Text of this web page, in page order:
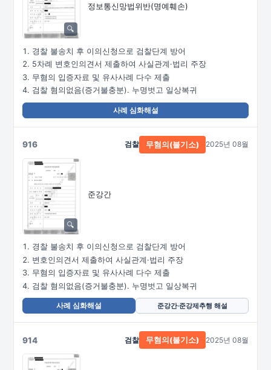
정보통신망법위반(명예훼손)
경찰 불송치 후 이의신청으로 검찰단계 방어
5차례 변호인의견서 제출하여 사실관계·법리 주장
무혐의 입증자료 및 유사사례 다수 제출
검찰 혐의없음(증거불충분). 누명벗고 일상복귀
사례 심화해설
916
준강간
검찰 무혐의(불기소) 2025년 08월
경찰 불송치 후 이의신청으로 검찰단계 방어
변호인의견서 제출하여 사실관계·법리 주장
무혐의 입증자료 및 유사사례 다수 제출
검찰 혐의없음(증거불충분). 누명벗고 일상복귀
사례 심화해설 준강간·준강제추행 해설
914 검찰 무혐의(불기소) 2025년 08월